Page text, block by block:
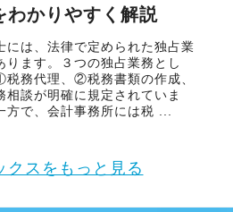
わかりやすく解説
には、法律で定められた独占業
ります。３つの独占業務とし
務代理、②税務書類の作成、
談が明確に規定されていま
方で、会計事務所には税 ...
クスをもっと見る